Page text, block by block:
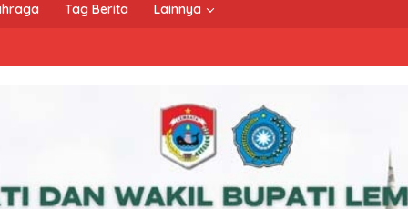
Tag Berita Lainnya